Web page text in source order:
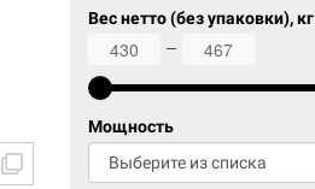
Вес нетто (без упаковки), кг
430 467
Мощность